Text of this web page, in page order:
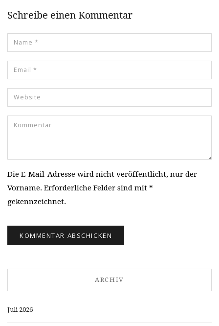
Schreibe einen Kommentar
Die E-Mail-Adresse wird nicht veröffentlicht, nur der
Vorname. Erforderliche Felder sind mit *
gekennzeichnet.
ARCHIV
Juli 2026